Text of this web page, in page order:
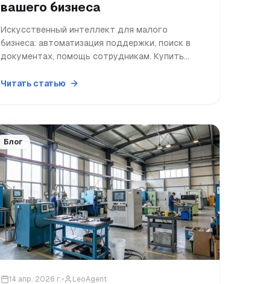
вашего бизнеса
Искусственный интеллект для малого
бизнеса: автоматизация поддержки, поиск в
документах, помощь сотрудникам. Купить
с LeoAgent.
Читать статью
Блог
14 апр. 2026 г. LeoAgent